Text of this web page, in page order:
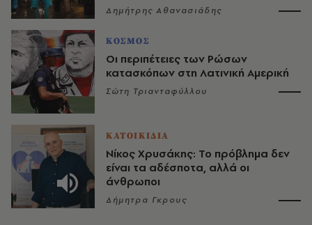
Δημήτρης Αθανασιάδης
ΚΟΣΜΟΣ
Οι περιπέτειες των Ρώσων
κατασκόπων στη Λατινική Αμερική
Σώτη Τριανταφύλλου
ΚΑΤΟΙΚΙΔΙΑ
Νίκος Χρυσάκης: Το πρόβλημα δεν
είναι τα αδέσποτα, αλλά οι
άνθρωποι
Δήμητρα Γκρους